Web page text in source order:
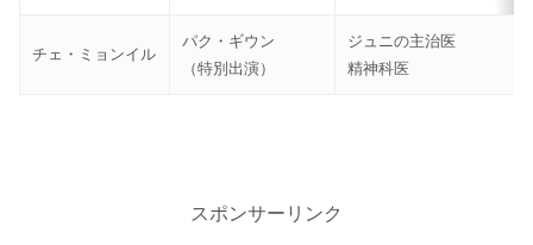
チェ・ミョンイル
パク・ギウン
（特別出演）
ジュニの主治医
精神科医
スポンサーリンク